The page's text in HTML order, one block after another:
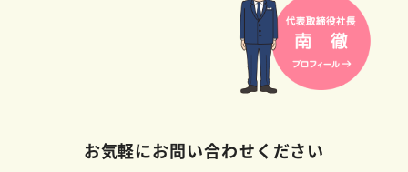
お気軽にお問い合わせください